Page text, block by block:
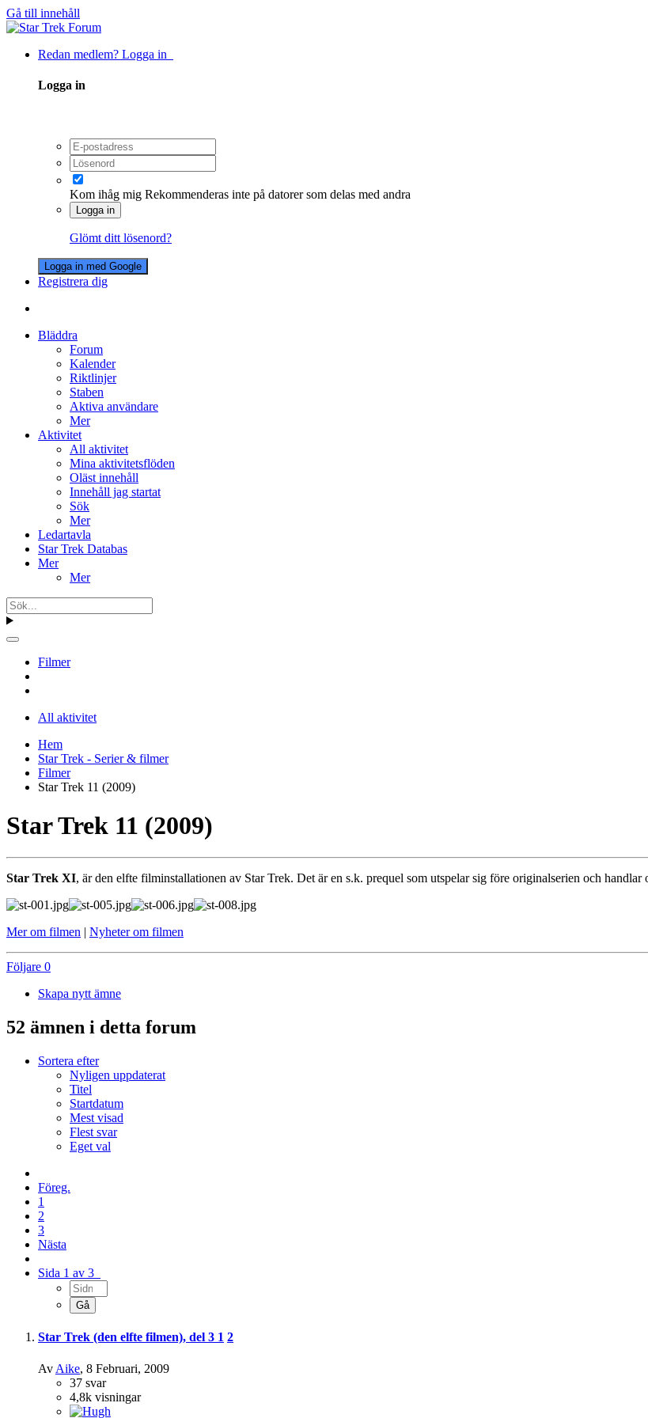
Gå till innehåll
Redan medlem? Logga in
Logga in
Kom ihåg mig Rekommenderas inte på datorer som delas med andra
Logga in
Glömt ditt lösenord?
Logga in med Google
Registrera dig
Bläddra
Forum
Kalender
Riktlinjer
Staben
Aktiva användare
Mer
Aktivitet
All aktivitet
Mina aktivitetsflöden
Oläst innehåll
Innehåll jag startat
Sök
Mer
Ledartavla
Star Trek Databas
Mer
Mer
Filmer
All aktivitet
Hem
Star Trek - Serier & filmer
Filmer
Star Trek 11 (2009)
Star Trek 11 (2009)
Star Trek XI, är den elfte filminstallationen av Star Trek. Det är en s.k. prequel som utspelar sig före originalserien och
Mer om filmen | Nyheter om filmen
Följare 0
Skapa nytt ämne
52 ämnen i detta forum
Sortera efter
Nyligen uppdaterat
Titel
Startdatum
Mest visad
Flest svar
Eget val
Föreg.
1
2
3
Nästa
Sida 1 av 3
Star Trek (den elfte filmen), del 3 1 2
Av Aike, 8 Februari, 2009
37 svar
4,8k visningar